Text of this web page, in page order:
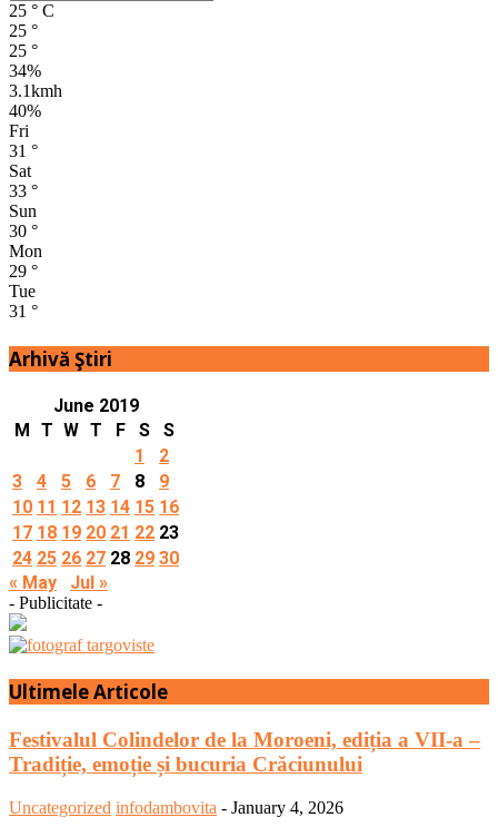
25 ° C
25 °
25 °
34%
3.1kmh
40%
Fri
31 °
Sat
33 °
Sun
30 °
Mon
29 °
Tue
31 °
Arhivă Ştiri
June 2019
M T W T F S
S
1
2
3
4 5 6 7 8
9
10 11 12 13 14 15 16
17 18 19 20 21 22 23
24 25 26 27 28 29 30
« May
Jul »
- Publicitate -
Ultimele Articole
Festivalul Colindelor de la Moroeni, ediția a VII-a –
Tradiție, emoție și bucuria Crăciunului
Uncategorized infodambovita - January 4, 2026